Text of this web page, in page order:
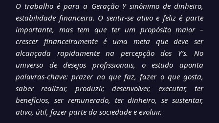
O trabalho é para a Geração Y sinônimo de dinheiro,
estabilidade financeira. O sentir-se ativo e feliz é parte
importante, mas tem que ter um propósito maior –
crescer financeiramente é uma meta que deve ser
alcançada rapidamente na percepção dos Y’s. No
universo de desejos profissionais, o estudo aponta
palavras-chave: prazer no que faz, fazer o que gosta,
saber realizar, produzir, desenvolver, executar, ter
benefícios, ser remunerado, ter dinheiro, se sustentar,
ativo, útil, fazer parte da sociedade e evoluir.